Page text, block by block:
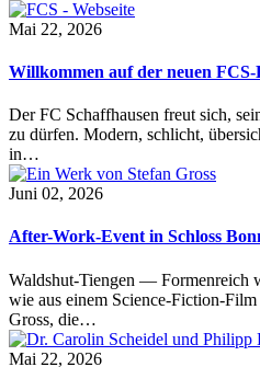
Mai 22, 2026
Willkommen auf der neuen FCS-
Der FC Schaffhausen freut sich,
zu dürfen. Modern, schlicht,
in…
Juni 02, 2026
After-Work-Event in Schloss
Waldshut-Tiengen — Formenreich
wie aus einem Science-Fiction-
Gross, die…
Mai 22, 2026